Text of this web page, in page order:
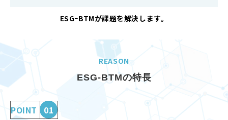
ESGｰBTMが課題を解決します。
REASON
ESG-BTMの特長
POINT 01